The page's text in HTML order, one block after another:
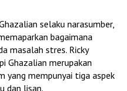
selaku narasumber,
bagaimana
masalah stres. Ricky
Ghazalian merupakan
yang mempunyai tiga aspek
dan lisan.